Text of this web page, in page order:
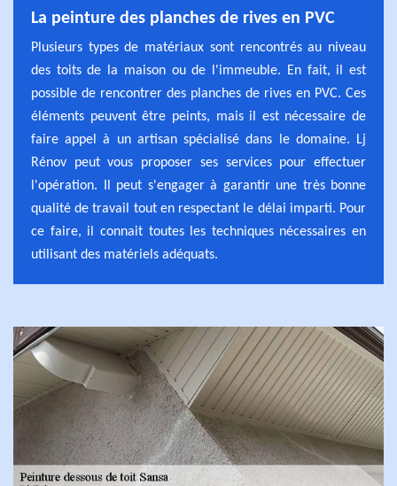
La peinture des planches de rives en PVC
Plusieurs types de matériaux sont rencontrés au niveau
des toits de la maison ou de l'immeuble. En fait, il est
possible de rencontrer des planches de rives en PVC. Ces
éléments peuvent être peints, mais il est nécessaire de
faire appel à un artisan spécialisé dans le domaine. Lj
Rénov peut vous proposer ses services pour effectuer
l'opération. Il peut s'engager à garantir une très bonne
qualité de travail tout en respectant le délai imparti. Pour
ce faire, il connait toutes les techniques nécessaires en
utilisant des matériels adéquats.